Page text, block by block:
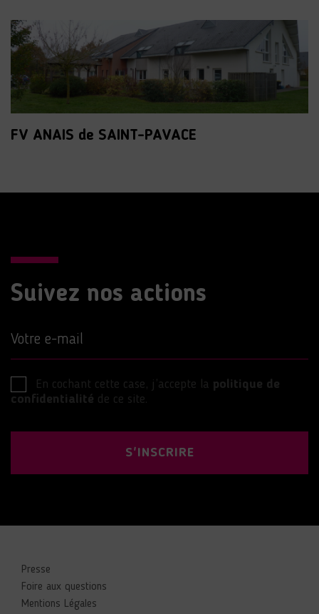
FV ANAIS de SAINT-PAVACE
Suivez nos actions
Votre e-mail
En cochant cette case, j’accepte la politique de
confidentialité de ce site.
S'INSCRIRE
Presse
Foire aux questions
Mentions Légales